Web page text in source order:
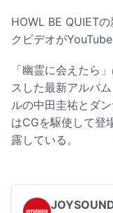
HOWL BE QUIET
クビデオが
「幽霊に会えたら
スした最新アルバ
ルの中田圭祐とダ
はCGを駆使して登
露している。